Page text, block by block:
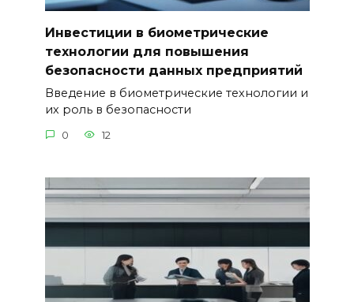
Инвестиции в биометрические
технологии для повышения
безопасности данных предприятий
Введение в биометрические технологии и
их роль в безопасности
0 12